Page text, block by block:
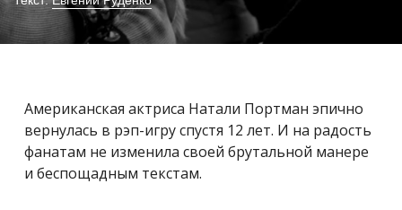
Американская актриса Натали Портман эпично
вернулась в рэп-игру спустя 12 лет. И на радость
фанатам не изменила своей брутальной манере
и беспощадным текстам.